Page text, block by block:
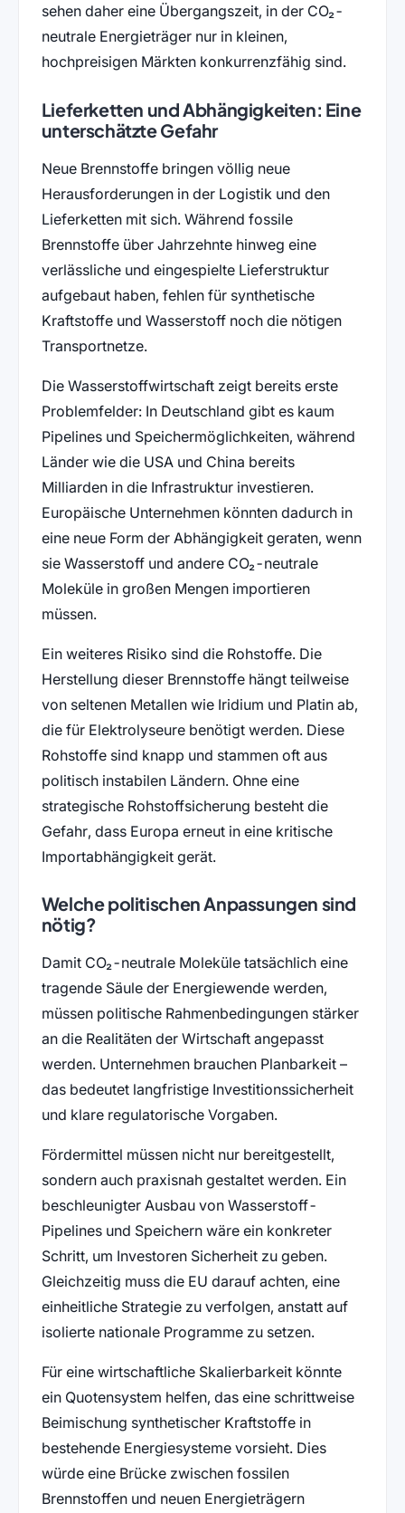
sehen daher eine Übergangszeit, in der CO₂-
neutrale Energieträger nur in kleinen,
hochpreisigen Märkten konkurrenzfähig sind.
Lieferketten und Abhängigkeiten: Eine
unterschätzte Gefahr
Neue Brennstoffe bringen völlig neue
Herausforderungen in der Logistik und den
Lieferketten mit sich. Während fossile
Brennstoffe über Jahrzehnte hinweg eine
verlässliche und eingespielte Lieferstruktur
aufgebaut haben, fehlen für synthetische
Kraftstoffe und Wasserstoff noch die nötigen
Transportnetze.
Die Wasserstoffwirtschaft zeigt bereits erste
Problemfelder: In Deutschland gibt es kaum
Pipelines und Speichermöglichkeiten, während
Länder wie die USA und China bereits
Milliarden in die Infrastruktur investieren.
Europäische Unternehmen könnten dadurch in
eine neue Form der Abhängigkeit geraten, wenn
sie Wasserstoff und andere CO₂-neutrale
Moleküle in großen Mengen importieren
müssen.
Ein weiteres Risiko sind die Rohstoffe. Die
Herstellung dieser Brennstoffe hängt teilweise
von seltenen Metallen wie Iridium und Platin ab,
die für Elektrolyseure benötigt werden. Diese
Rohstoffe sind knapp und stammen oft aus
politisch instabilen Ländern. Ohne eine
strategische Rohstoffsicherung besteht die
Gefahr, dass Europa erneut in eine kritische
Importabhängigkeit gerät.
Welche politischen Anpassungen sind
nötig?
Damit CO₂-neutrale Moleküle tatsächlich eine
tragende Säule der Energiewende werden,
müssen politische Rahmenbedingungen stärker
an die Realitäten der Wirtschaft angepasst
werden. Unternehmen brauchen Planbarkeit –
das bedeutet langfristige Investitionssicherheit
und klare regulatorische Vorgaben.
Fördermittel müssen nicht nur bereitgestellt,
sondern auch praxisnah gestaltet werden. Ein
beschleunigter Ausbau von Wasserstoff-
Pipelines und Speichern wäre ein konkreter
Schritt, um Investoren Sicherheit zu geben.
Gleichzeitig muss die EU darauf achten, eine
einheitliche Strategie zu verfolgen, anstatt auf
isolierte nationale Programme zu setzen.
Für eine wirtschaftliche Skalierbarkeit könnte
ein Quotensystem helfen, das eine schrittweise
Beimischung synthetischer Kraftstoffe in
bestehende Energiesysteme vorsieht. Dies
würde eine Brücke zwischen fossilen
Brennstoffen und neuen Energieträgern